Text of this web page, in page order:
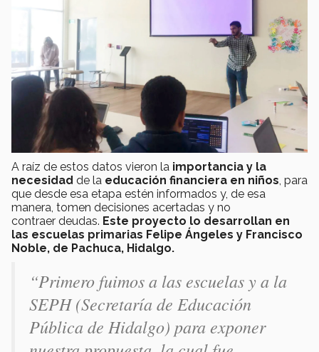
A raíz de estos datos vieron la importancia y la
necesidad de la educación financiera en niños , para
que desde esa etapa estén informados y, de esa
manera, tomen decisiones acertadas y no
contraer deudas. Este proyecto lo desarrollan en
las escuelas primarias Felipe Ángeles y Francisco
Noble, de Pachuca, Hidalgo.
“Primero fuimos a las escuelas y a la
SEPH (Secretaría de Educación
Pública de Hidalgo) para exponer